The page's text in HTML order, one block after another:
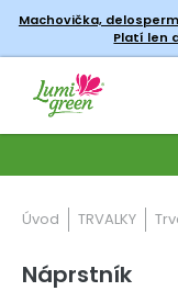
Machovička,
Platí len
Úvod TRVALKY
Náprstník